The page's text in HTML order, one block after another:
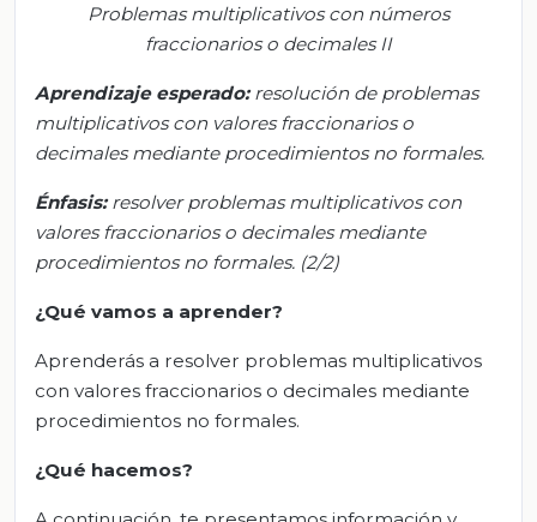
Problemas multiplicativos con números
fraccionarios o decimalesII
Aprendizaje esperado: resolución de problemas
multiplicativos con valores fraccionarios o
decimales mediante procedimientos no formales.
Énfasis:resolver problemas multiplicativos con
valores fraccionarios o decimales mediante
procedimientos no formales. (2/2)
¿Qué vamos a aprender?
Aprenderás a resolver problemas multiplicativos
con valores fraccionarios o decimales mediante
procedimientos no formales.
¿Qué hacemos?